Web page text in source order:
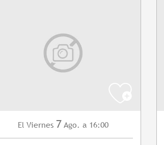
El Viernes 7 Ago. a 16:00